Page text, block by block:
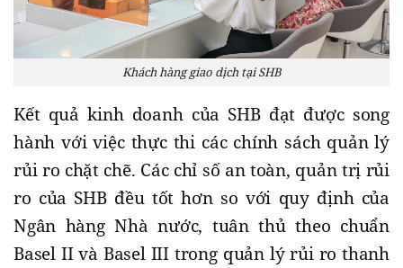
Khách hàng giao dịch tại SHB
Kết quả kinh doanh của SHB đạt được song
hành với việc thực thi các chính sách quản lý
rủi ro chặt chẽ. Các chỉ số an toàn, quản trị rủi
ro của SHB đều tốt hơn so với quy định của
Ngân hàng Nhà nước, tuân thủ theo chuẩn
Basel II và Basel III trong quản lý rủi ro thanh